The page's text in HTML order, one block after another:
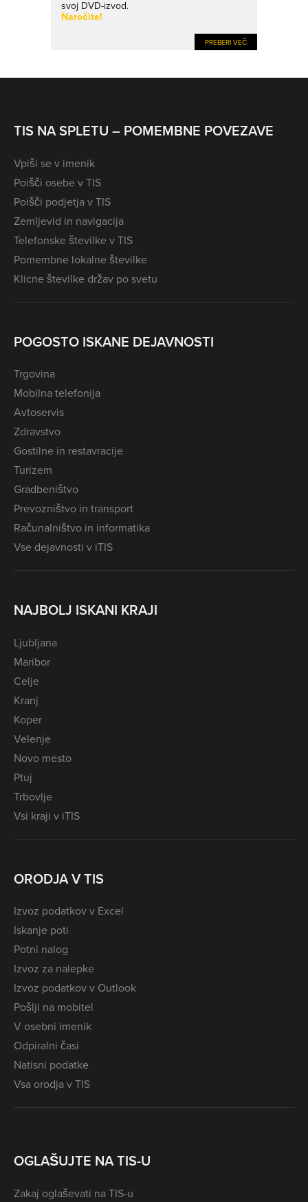
svoj DVD-izvod.
Naročite!
PREBERI VEČ
TIS NA SPLETU – POMEMBNE POVEZAVE
Vpiši se v imenik
Poišči osebe v TIS
Poišči podjetja v TIS
Zemljevid in navigacija
Telefonske številke v TIS
Pomembne lokalne številke
Klicne številke držav po svetu
POGOSTO ISKANE DEJAVNOSTI
Trgovina
Mobilna telefonija
Avtoservis
Zdravstvo
Gostilne in restavracije
Turizem
Gradbeništvo
Prevozništvo in transport
Računalništvo in informatika
Vse dejavnosti v iTIS
NAJBOLJ ISKANI KRAJI
Ljubljana
Maribor
Celje
Kranj
Koper
Velenje
Novo mesto
Ptuj
Trbovlje
Vsi kraji v iTIS
ORODJA V TIS
Izvoz podatkov v Excel
Iskanje poti
Potni nalog
Izvoz za nalepke
Izvoz podatkov v Outlook
Pošlji na mobitel
V osebni imenik
Odpiralni časi
Natisni podatke
Vsa orodja v TIS
OGLAŠUJTE NA TIS-U
Zakaj oglaševati na TIS-u